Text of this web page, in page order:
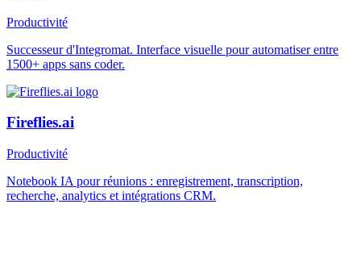
Productivité
Successeur d'Integromat. Interface visuelle pour automatiser entre
1500+ apps sans coder.
Fireflies.ai
Productivité
Notebook IA pour réunions : enregistrement, transcription,
recherche, analytics et intégrations CRM.